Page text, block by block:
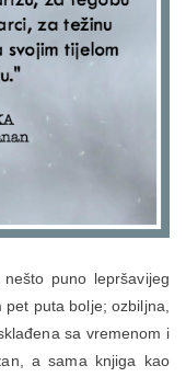
puno lepršavijeg
puta bolje; ozbiljna,
sa vremenom i
a sama knjiga kao